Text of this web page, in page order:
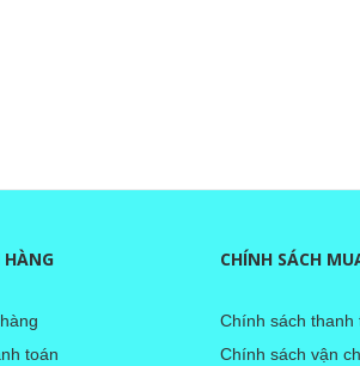
HÀNG
toán
CHÍNH SÁCH
Chính sách thanh
Chính sách vận